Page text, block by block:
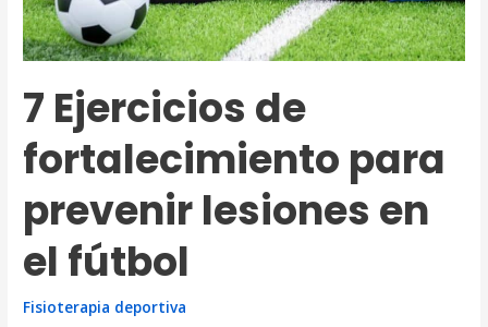
7 Ejercicios de
fortalecimiento para
prevenir lesiones en
el fútbol
Fisioterapia deportiva